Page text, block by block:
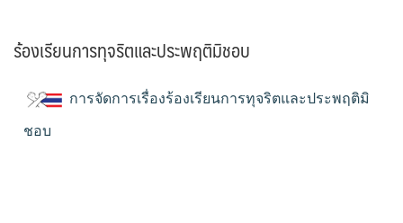
ร้องเรียนการทุจริตและประพฤติมิชอบ
การจัดการเรื่องร้องเรียนการทุจริตและประพฤติมิ
ชอบ